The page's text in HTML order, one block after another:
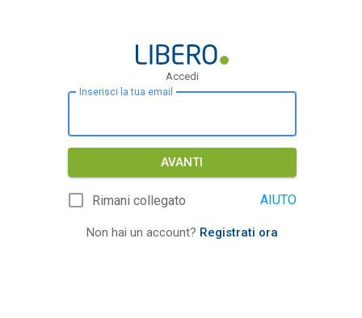
Accedi
Inserisci la tua email
AVANTI
Rimani collegato AIUTO
Non hai un account? Registrati ora